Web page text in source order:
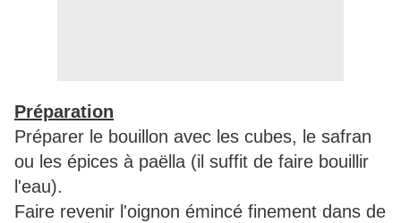
Préparation
Préparer le bouillon avec les cubes, le safran
ou les épices à paëlla (il suffit de faire bouillir
l'eau).
Faire revenir l'oignon émincé finement dans de